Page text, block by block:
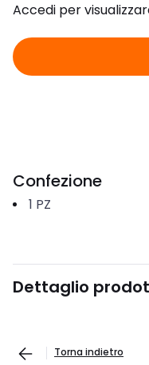
Accedi per
Confezione
1 PZ
Dettaglio
Torna indietro